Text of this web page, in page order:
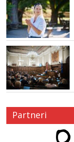
Partneri